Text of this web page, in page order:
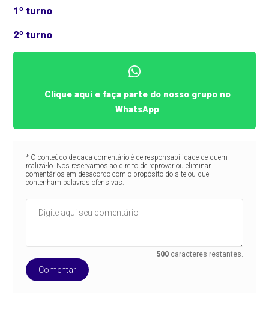
1º turno
2º turno
Clique aqui e faça parte do nosso grupo no
WhatsApp
* O conteúdo de cada comentário é de responsabilidade de quem
realizá-lo. Nos reservamos ao direito de reprovar ou eliminar
comentários em desacordo com o propósito do site ou que
contenham palavras ofensivas.
500 caracteres restantes.
Comentar